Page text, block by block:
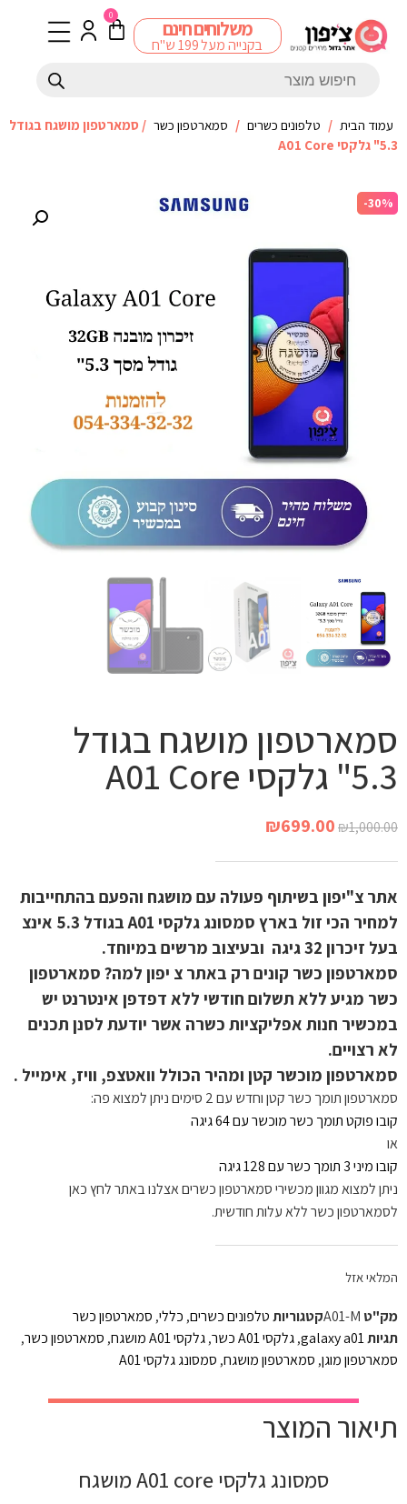
משלוחים חינם
בקנייה מעל 199 ש"ח
0
עמוד הבית / טלפונים כשרים / סמארטפון כשר / סמארטפון מושגח בגודל
5.3" גלקסי A01 Core
-30%
סמארטפון מושגח בגודל
5.3" גלקסי A01 Core
₪1,000.00
₪699.00
אתר צ"יפון בשיתוף פעולה עם מושגח והפעם בהתחייבות
למחיר הכי זול בארץ סמסונג גלקסי A01 בגודל 5.3 אינצ
בעל זיכרון 32 גיגה ובעיצוב מרשים במיוחד.
סמארטפון כשר קונים רק באתר צ יפון למה? סמארטפון
כשר מגיע ללא תשלום חודשי ללא דפדפן אינטרנט יש
במכשיר חנות אפליקציות כשרה אשר יודעת לסנן תכנים
לא רצויים.
סמארטפון מוכשר קטן ומהיר הכולל וואטצפ, וויז, אימייל .
סמארטפון תומך כשר קטן וחדש עם 2 סימים ניתן למצוא פה:
קובו פוקט תומך כשר מוכשר עם 64 גיגה
או
קובו מיני 3 תומך כשר עם 128 גיגה
ניתן למצוא מגוון מכשירי סמארטפון כשרים אצלנו באתר לחץ כאן
לסמארטפון כשר ללא עלות חודשית.
המלאי אזל
מק"ט A01-Mקטגוריותטלפונים כשרים, כללי, סמארטפון כשר
תגיותgalaxy a01
,גלקסי A01 כשר ,גלקסי A01 מושגח , סמארטפון כשר,
סמארטפון מוגן, סמארטפון מושגח, סמסונג גלקסי A01
תיאור המוצר
סמסונג גלקסי A01 core מושגח